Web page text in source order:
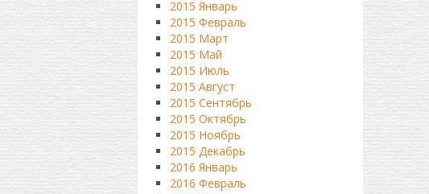
2015 Январь
2015 Февраль
2015 Март
2015 Май
2015 Июль
2015 Август
2015 Сентябрь
2015 Октябрь
2015 Ноябрь
2015 Декабрь
2016 Январь
2016 Февраль